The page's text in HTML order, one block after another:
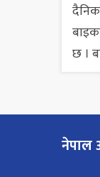
छ ।
नेपाल